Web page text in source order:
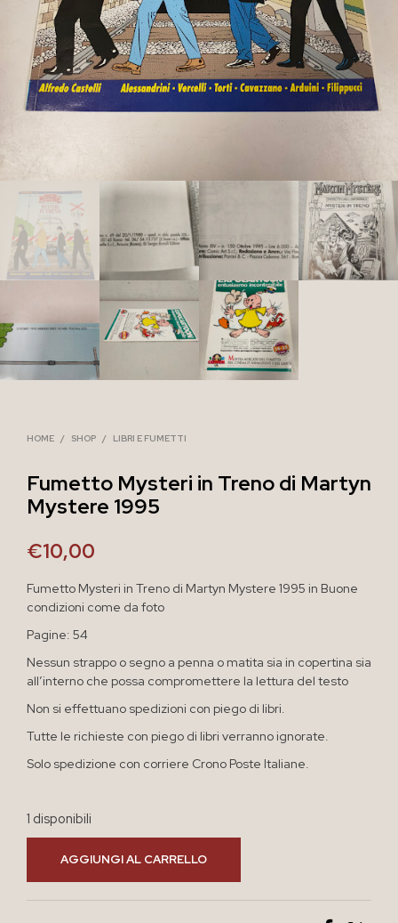
HOME / SHOP / LIBRI E FUMETTI
Fumetto Mysteri in Treno di Martyn
Mystere 1995
€10,00
Fumetto Mysteri in Treno di Martyn Mystere 1995 in Buone
condizioni come da foto
Pagine: 54
Nessun strappo o segno a penna o matita sia in copertina sia
all’interno che possa compromettere la lettura del testo
Non si effettuano spedizioni con piego di libri.
Tutte le richieste con piego di libri verranno ignorate.
Solo spedizione con corriere Crono Poste Italiane.
1 disponibili
AGGIUNGI AL CARRELLO